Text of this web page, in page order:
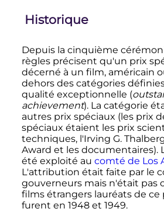
Historique
Depuis la cinquième
règles précisent qu'un prix
décerné à un film, américain
dehors des catégories
qualité exceptionnelle (
achievement). La catégorie
autres prix spéciaux (les prix
spéciaux étaient les prix
techniques, l'Irving G.
Award et les documentaires).
été exploité au comté de Los
L'attribution était faite par le
gouverneurs mais n'était pas
films étrangers lauréats de ce
furent en 1948 et 1949.